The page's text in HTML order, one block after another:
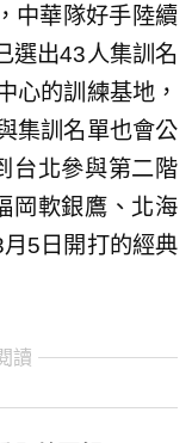
中華隊好手陸續
選出43人集訓名
心的訓練基地，
集訓名單也會公
台北參與第二階
岡軟銀鷹、北海
5日開打的經典
讀